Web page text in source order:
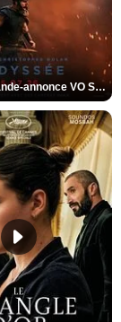
L'Odyssée Bande-annonce VO STFR